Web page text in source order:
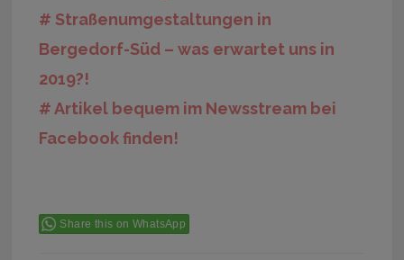
# Straßenumgestaltungen in
Bergedorf-Süd – was erwartet uns in
2019?!
# Artikel bequem im Newsstream bei
Facebook finden!
Share this on WhatsApp